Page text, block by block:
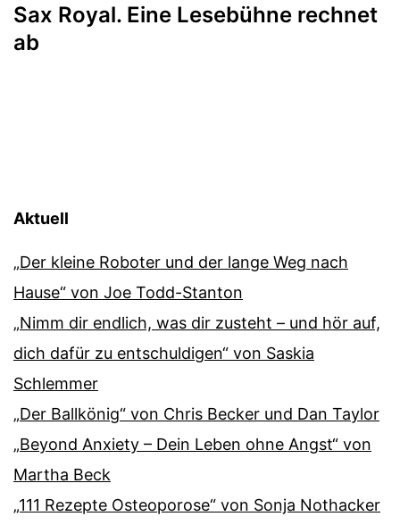
Sax Royal. Eine Lesebühne rechnet
ab
Aktuell
„Der kleine Roboter und der lange Weg nach
Hause“ von Joe Todd-Stanton
„Nimm dir endlich, was dir zusteht – und hör auf,
dich dafür zu entschuldigen“ von Saskia
Schlemmer
„Der Ballkönig“ von Chris Becker und Dan Taylor
„Beyond Anxiety – Dein Leben ohne Angst“ von
Martha Beck
„111 Rezepte Osteoporose“ von Sonja Nothacker